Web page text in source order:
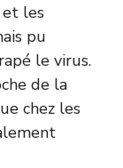
et les
pu
le virus.
de la
chez les